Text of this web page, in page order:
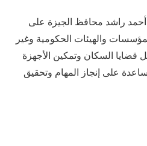
ش أ/ أكد أحمد راشد محافظ الجيزة على
والهيئات الحكومية وغير
قضايا السكان وتمكين الأجهزة
على إنجاز المهام وتحقيق